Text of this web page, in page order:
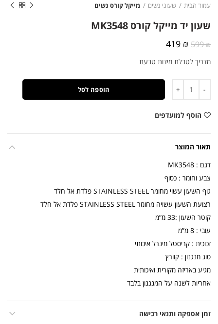
עמוד הבית שעוני נשים מייקל קורס נשים
שעון יד מייקל קורס MK3548
599₪
המחיר
היה:
419 ₪
המחיר
הוא:
מדריך לטבלת מידות טבעת
הוספה לסל
הוסף למועדפים
תאור המוצר
דגם : MK3548
צבע וחומר : כסוף
גוף השעון עשוי מחומר STAINLESS STEEL פלדת אל חלד
רצועת השעון עשויה מחומר STAINLESS STEEL פלדת אל חלד
קוטר השעון :33 מ”מ
עובי : 8 מ”מ
זכוכית : קריסטל מינרל איכותי
סוג מנגנון : קוורץ
מגיע באריזה מקורית ואיכותית
אחריות לשנה על המנגנון בלבד
זמן אספקה ותנאי רכישה